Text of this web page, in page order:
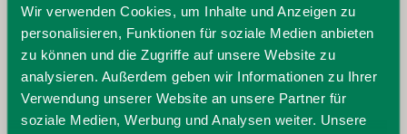
Wir verwenden Cookies, um Inhalte und Anzeigen zu
personalisieren, Funktionen für soziale Medien anbieten
zu können und die Zugriffe auf unsere Website zu
analysieren. Außerdem geben wir Informationen zu Ihrer
Verwendung unserer Website an unsere Partner für
soziale Medien, Werbung und Analysen weiter. Unsere